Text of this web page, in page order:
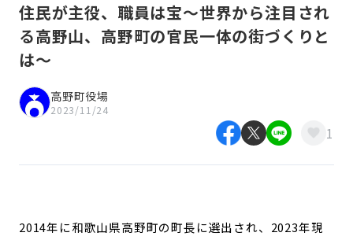
住民が主役、職員は宝〜世界から注目され
る高野山、高野町の官民一体の街づくりと
は〜
高野町役場
2023/11/24
1
2014年に和歌山県高野町の町長に選出され、2023年現